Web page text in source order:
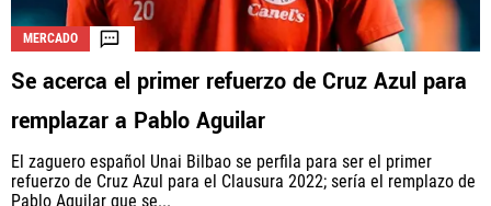
MERCADO
Se acerca el primer refuerzo de Cruz Azul para
remplazar a Pablo Aguilar
El zaguero español Unai Bilbao se perfila para ser el primer
refuerzo de Cruz Azul para el Clausura 2022; sería el remplazo de
Pablo Aguilar que se...